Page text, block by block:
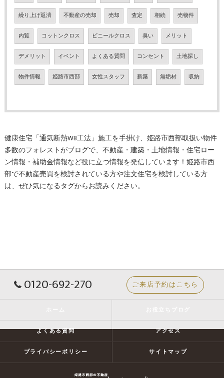
繰り上げ返済 不動産の売却 売却 査定 相続 売物件
内覧 コットンクロス ビニールクロス 臭い メリット
デメリット イベント よくある質問 コンセント 土地探し
物件情報 姫路市西部 女性スタッフ 新築 無垢材 収納
健康住宅「通気断熱WB工法」施工を手掛け、姫路市西部取扱い物件
多数のフォレストがブログで、不動産・建築・土地情報・住宅ロー
ン情報・補助金情報など役に立つ情報を発信しています！姫路市西
部で不動産売買を検討されている方や注文住宅を検討している方
は、ぜひ気になるタグからお読みください。
0120-692-270 ご来店予約はこちら
よくある質問 アクセス
プライバシーポリシー サイトマップ